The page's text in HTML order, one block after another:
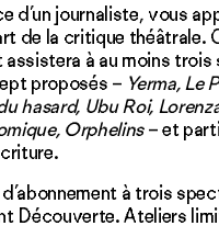
d’un journaliste, vous
de la critique théâtrale.
à au moins
proposés – Yerma, Le
hasard, Ubu Roi,
Orphelins– et
à trois
Découverte. Ateliers